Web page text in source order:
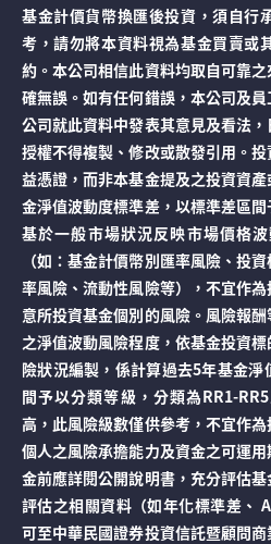
基金計價貨幣換匯後投資，須自行
考，請勿將本資料視為基金買賣或
約。本公司相信此資料均取自可靠
確無誤。如有任何錯誤，本公司及
公司就此資料中發表其意見及看法
授權不得複製、修改或散發引用。
益憑證，而非本基金提及之投資資
金淨值波動度標準差，以標準差區
基於一般市場狀況反映市場價格
（如：基金計價幣別匯率風險、投
率風險、流動性風險等），不宜作
意所投資基金個別的風險。風險報
之淨值波動風險程度，依基金投資
險狀況編製，係計算過去5年基金
間予以分類等級，分類為RR1-
高，此風險級數僅供參考，不宜作
個人之風險承擔能力及資金之可運
金前應詳閱公開說明書，充分評估
評估之相關資料（如年化標準差、
可至中華民國證券投資信託暨顧問